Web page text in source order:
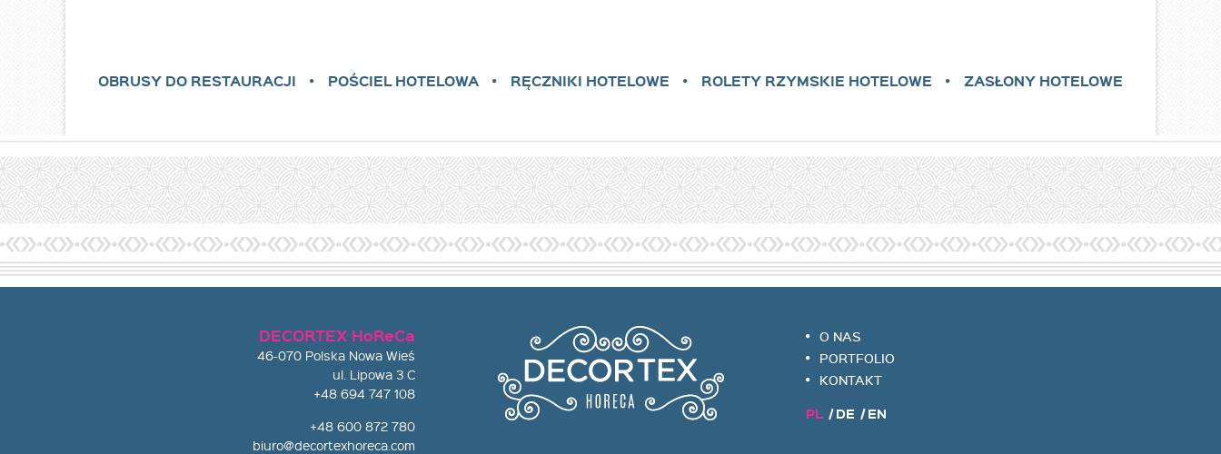
OBRUSY DO RESTAURACJI POŚCIEL HOTELOWA RĘCZNIKI HOTELOWE ROLETY RZYMSKIE HOTELOWE ZASŁONY HOTELOWE
DECORTEX HoReCa
46-070 Polska Nowa Wieś
ul. Lipowa 3 C
+48 694 747 108
+48 600 872 780
biuro@decortexhoreca.com
O NAS
PORTFOLIO
KONTAKT
PL / DE / EN